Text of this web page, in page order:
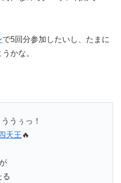
で5回分参加したいし、たまに
かな。
うぅっ！
天王 🔥
る